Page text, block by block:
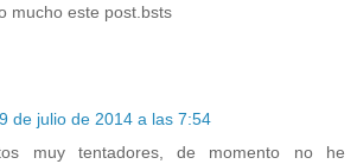
mucho este post.bsts
9 de julio de 2014 a las 7:54
muy tentadores, de momento no he